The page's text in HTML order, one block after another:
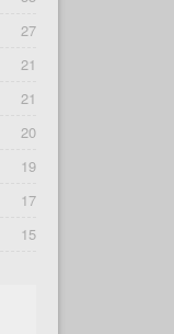
27
21
21
20
19
17
15